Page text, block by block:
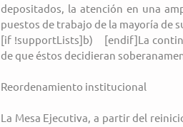
depositados, la atención en una
puestos de trabajo de la mayoría de
[if !supportLists]b)    [endif]La
de que éstos decidieran
Reordenamiento institucional
La Mesa Ejecutiva, a partir del